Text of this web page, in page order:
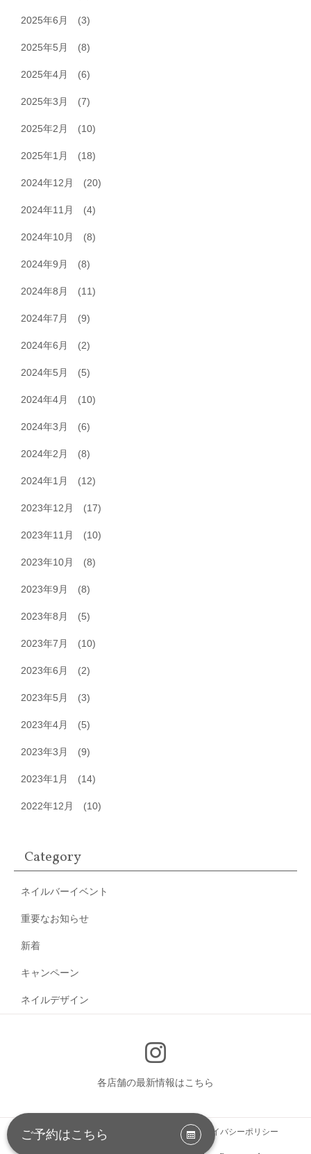
2025年6月 (3)
2025年5月 (8)
2025年4月 (6)
2025年3月 (7)
2025年2月 (10)
2025年1月 (18)
2024年12月 (20)
2024年11月 (4)
2024年10月 (8)
2024年9月 (8)
2024年8月 (11)
2024年7月 (9)
2024年6月 (2)
2024年5月 (5)
2024年4月 (10)
2024年3月 (6)
2024年2月 (8)
2024年1月 (12)
2023年12月 (17)
2023年11月 (10)
2023年10月 (8)
2023年9月 (8)
2023年8月 (5)
2023年7月 (10)
2023年6月 (2)
2023年5月 (3)
2023年4月 (5)
2023年3月 (9)
2023年1月 (14)
2022年12月 (10)
Category
ネイルバーイベント
重要なお知らせ
新着
キャンペーン
ネイルデザイン
各店舗の最新情報はこちら
ご予約はこちら
お問い合わせ サイトマップ 会社情報 プライバシーポリシー